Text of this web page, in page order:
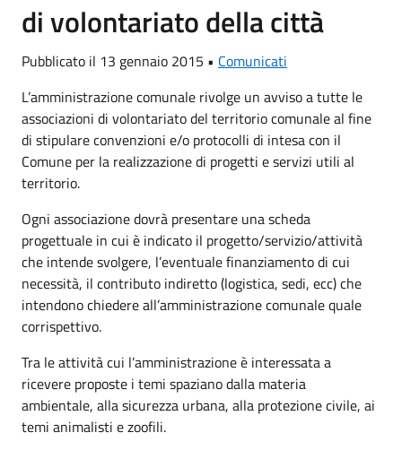
di volontariato della città
Pubblicato il 13 gennaio 2015 • Comunicati
L’amministrazione comunale rivolge un avviso a tutte le
associazioni di volontariato del territorio comunale al fine
di stipulare convenzioni e/o protocolli di intesa con il
Comune per la realizzazione di progetti e servizi utili al
territorio.
Ogni associazione dovrà presentare una scheda
progettuale in cui è indicato il progetto/servizio/attività
che intende svolgere, l’eventuale finanziamento di cui
necessità, il contributo indiretto (logistica, sedi, ecc) che
intendono chiedere all’amministrazione comunale quale
corrispettivo.
Tra le attività cui l’amministrazione è interessata a
ricevere proposte i temi spaziano dalla materia
ambientale, alla sicurezza urbana, alla protezione civile, ai
temi animalisti e zoofili.